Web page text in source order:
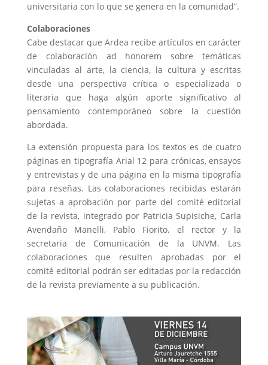
universitaria con lo que se genera en la comunidad”.
Colaboraciones
Cabe destacar que Ardea recibe artículos en carácter
de colaboración ad honorem sobre temáticas
vinculadas al arte, la ciencia, la cultura y escritas
desde una perspectiva crítica o especializada o
literaria que haga algún aporte significativo al
pensamiento contemporáneo sobre la cuestión
abordada.
La extensión propuesta para los textos es de cuatro
páginas en tipografía Arial 12 para crónicas, ensayos
y entrevistas y de una página en la misma tipografía
para reseñas. Las colaboraciones recibidas estarán
sujetas a aprobación por parte del comité editorial
de la revista, integrado por Patricia Supisiche, Carla
Avendaño Manelli, Pablo Fiorito, el rector y la
secretaria de Comunicación de la UNVM. Las
colaboraciones que resulten aprobadas por el
comité editorial podrán ser editadas por la redacción
de la revista previamente a su publicación.